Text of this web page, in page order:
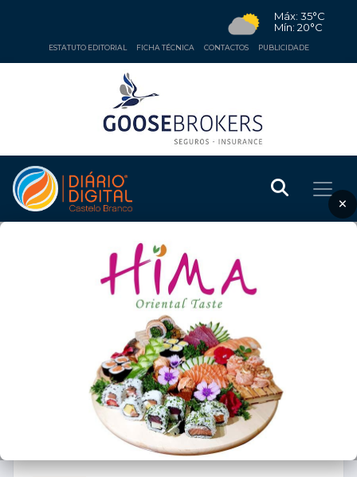
Máx: 35°C
Mín: 20°C
ESTATUTO EDITORIAL FICHA TÉCNICA CONTACTOS PUBLICIDADE
×